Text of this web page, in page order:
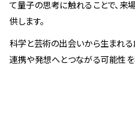
て量子の思考に触れることで、
供します。
科学と芸術の出会いから生まれ
連携や発想へとつながる可能性を